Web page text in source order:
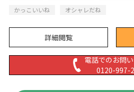
かっこいいね
オシャレだね
詳細閲覧
電話でのお問
0120-997-